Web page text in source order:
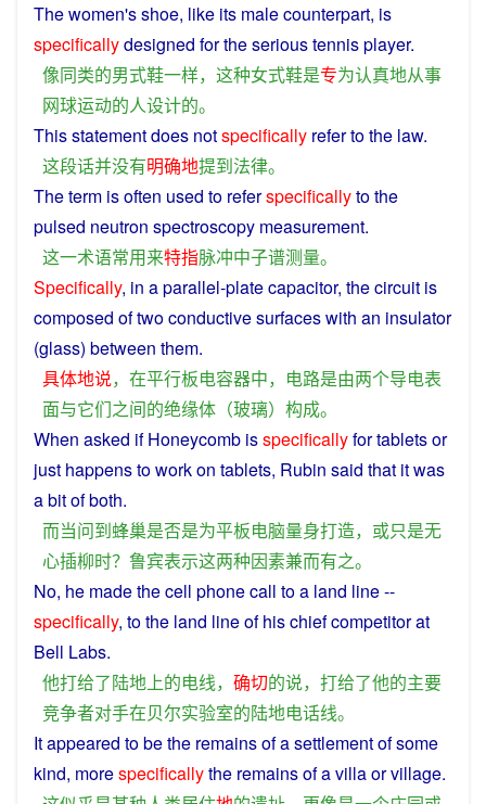
Thewomen'sshoe, like its male counterpart, is
specificallydesigned fortheserioustennisplayer.
像同类的男式鞋一样， 这种女式鞋是专为认真地从事
网球运动的人设计的。
Thisstatementdoes notspecifically referto the law.
这段话并没有明确地提到法律。
Theterm isoften used to referspecificallytothe
pulsed neutron spectroscopy measurement.
这一术语常用来特指脉冲中子谱测量。
Specifically, in aparallel-platecapacitor, thecircuit is
composed oftwoconductivesurfaceswith an insulator
(glass) between them.
具体地说， 在平行板电容器中， 电路是由两个导电表
面与它们之间的绝缘体 （玻璃） 构成。
When asked ifHoneycomb isspecificallyfortabletsor
just happenstowork on tablets, Rubin said that itwas
abit ofboth.
而当问到蜂巢是否是为平板电脑量身打造， 或只是无
心插柳时？ 鲁宾表示这两种因素兼而有之。
No, he madethe cell phone call toa land line--
specifically, to the land lineofhischiefcompetitorat
Bell Labs.
他打给了陆地上的电线， 确切的说， 打给了他的主要
竞争者对手在贝尔实验室的陆地电话线。
Itappeared tobethe remains ofasettlementofsome
kind, morespecificallythe remains ofavillaorvillage.